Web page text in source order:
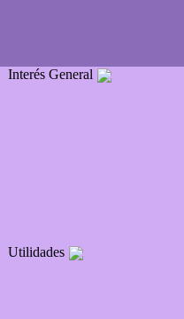
Interés General
Utilidades